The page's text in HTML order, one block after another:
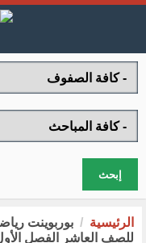
إبحث
الرئيسية
بوربوينت
للصف العاشر الفصل